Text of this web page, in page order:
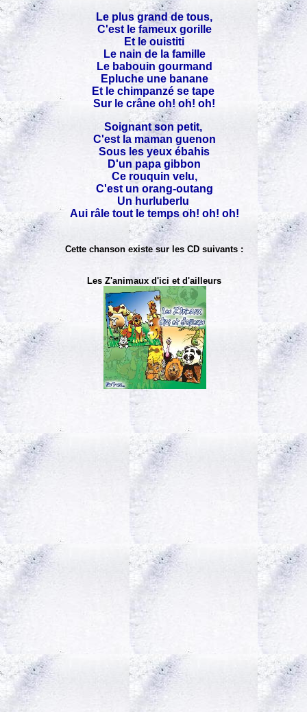
Le plus grand de tous,
C'est le fameux gorille
Et le ouistiti
Le nain de la famille
Le babouin gourmand
Epluche une banane
Et le chimpanzé se tape
Sur le crâne oh! oh! oh!
Soignant son petit,
C'est la maman guenon
Sous les yeux ébahis
D'un papa gibbon
Ce rouquin velu,
C'est un orang-outang
Un hurluberlu
Aui râle tout le temps oh! oh! oh!
Cette chanson existe sur les CD suivants :
Les Z'animaux d'ici et d'ailleurs